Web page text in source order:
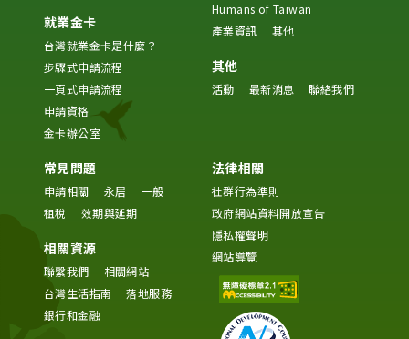
就業金卡
台灣就業金卡是什麼？
步驟式申請流程
一頁式申請流程
申請資格
金卡辦公室
Humans of Taiwan
產業資訊
其他
其他
活動 最新消息 聯絡我們
常見問題
申請相關 永居
一般
租稅
效期與延期
相關資源
聯繫我們
相關網站
台灣生活指南
落地服務
銀行和金融
法律相關
社群行為準則
政府網站資料開放宣告
隱私權聲明
網站導覽